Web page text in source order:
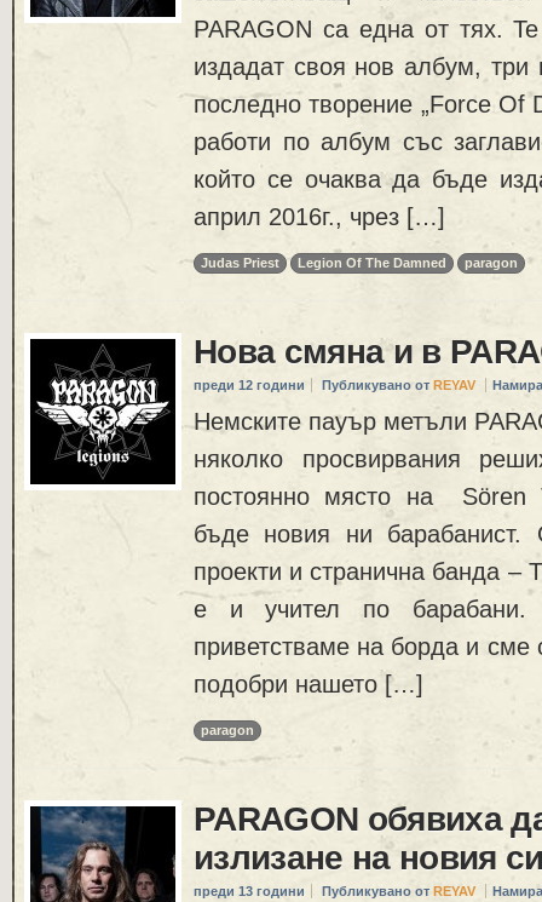
PARAGON са една от тях.
издадат своя нов албум, три
последно творение „Force Of
работи по албум със
който се очаква да бъде
април 2016г., чрез […]
Judas Priest Legion Of The Damned paragon
Нова смяна и в
преди 12 години Публикувано от REYAV
Немските пауър метъли
няколко просвирвания
постоянно място на Sören
бъде новия ни
проекти и странична банда –
е и учител по
приветстваме на борда и сме
подобри нашето […]
paragon
PARAGON обявиха
излизане на новия
преди 13 години Публикувано от REYAV